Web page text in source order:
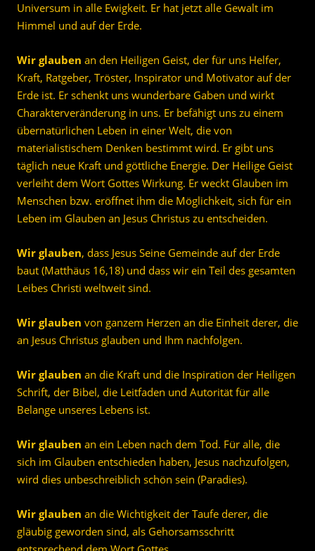
Universum in alle Ewigkeit. Er hat jetzt alle Gewalt im
Himmel und auf der Erde.
Wir glauben an den Heiligen Geist, der für uns Helfer,
Kraft, Ratgeber, Tröster, Inspirator und Motivator auf der
Erde ist. Er schenkt uns wunderbare Gaben und wirkt
Charakterveränderung in uns. Er befähigt uns zu einem
übernatürlichen Leben in einer Welt, die von
materialistischem Denken bestimmt wird. Er gibt uns
täglich neue Kraft und göttliche Energie. Der Heilige Geist
verleiht dem Wort Gottes Wirkung. Er weckt Glauben im
Menschen bzw. eröffnet ihm die Möglichkeit, sich für ein
Leben im Glauben an Jesus Christus zu entscheiden.
Wir glauben, dass Jesus Seine Gemeinde auf der Erde
baut (Matthäus 16,18) und dass wir ein Teil des gesamten
Leibes Christi weltweit sind.
Wir glauben von ganzem Herzen an die Einheit derer, die
an Jesus Christus glauben und Ihm nachfolgen.
Wir glauben an die Kraft und die Inspiration der Heiligen
Schrift, der Bibel, die Leitfaden und Autorität für alle
Belange unseres Lebens ist.
Wir glauben an ein Leben nach dem Tod. Für alle, die
sich im Glauben entschieden haben, Jesus nachzufolgen,
wird dies unbeschreiblich schön sein (Paradies).
Wir glauben an die Wichtigkeit der Taufe derer, die
gläubig geworden sind, als Gehorsamsschritt